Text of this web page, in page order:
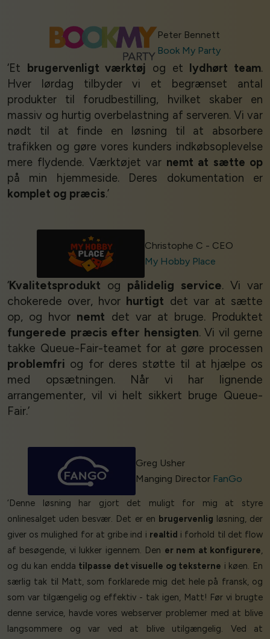
Peter Bennett
Book My Party
‘Et brugervenligt værktøj og et lydhørt team.
Hver lørdag tilbyder vi et begrænset antal
produkter til forudbestilling, hvilket skaber en
massiv og hurtig overbelastning af serveren. Vi var
nødt til at finde en løsning til at absorbere
trafikken og gøre vores kunders indkøbsoplevelse
mere flydende. Værktøjet var nemt at sætte op
på min hjemmeside. Deres dokumentation er
komplet og præcis.’
Christophe C - CEO
My Hobby Place
‘Kvalitetsprodukt og pålidelig service. Vi var
chokerede over, hvor hurtigt det var at sætte
op, og hvor nemt det var at bruge. Produktet
fungerede præcis efter hensigten. Vi vil gerne
takke Queue-Fair-teamet for at gøre processen
problemfri og for deres støtte til at hjælpe os
med opsætningen. Når vi har lignende
arrangementer, vil vi helt sikkert bruge Queue-
Fair.’
Greg Usher
Manging Director FanGo
‘Denne løsning har gjort det muligt for mig at styre
onlinesalget uden besvær. Det er en brugervenlig løsning, der
giver os mulighed for at gribe ind i realtid i forhold til det flow
af besøgende, vi lukker igennem. Den er nem at konfigurere,
og du kan endda tilpasse det visuelle og teksterne i køen. En
særlig tak til Matt, som forklarede mig det hele på fransk, og
som var tilgængelig og effektiv - tak igen, Matt! Før vi brugte
denne service, havde vores webserver problemer med at blive
langsommere og var ved at blive utilgængelig. Ved at